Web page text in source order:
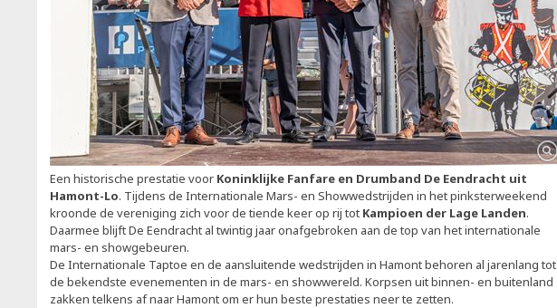
Een historische prestatie voor Koninklijke Fanfare en Drumband De Eendracht uit
Hamont-Lo. Tijdens de Internationale Mars- en Showwedstrijden in het pinksterweekend
kroonde de vereniging zich voor de tiende keer op rij tot Kampioen der Lage Landen.
Daarmee blijft De Eendracht al twintig jaar onafgebroken aan de top van het internationale
mars- en showgebeuren.
De Internationale Taptoe en de aansluitende wedstrijden in Hamont behoren al jarenlang tot
de bekendste evenementen in de mars- en showwereld. Korpsen uit binnen- en buitenland
zakken telkens af naar Hamont om er hun beste prestaties neer te zetten.